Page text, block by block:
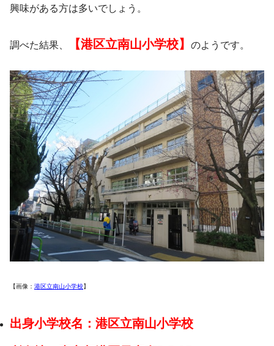
興味がある方は多いでしょう。
調べた結果、 【港区立南山小学校】 のようです。
【画像： 港区立南山小学校】
出身小学校名：港区立南山小学校